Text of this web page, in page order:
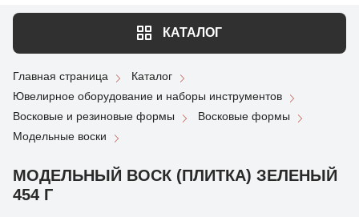
КАТАЛОГ
Главная страница
Каталог
Ювелирное оборудование и наборы инструментов
Восковые и резиновые формы
Восковые формы
Модельные воски
МОДЕЛЬНЫЙ ВОСК (ПЛИТКА) ЗЕЛЕНЫЙ
454 Г